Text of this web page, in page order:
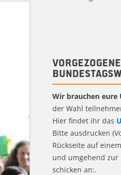
Vorgezogene
Wir brauchen
der Wahl
Hier findet ihr das
Bitte ausdrucken
Rückseite auf
und umgehend zur
schicken an:.